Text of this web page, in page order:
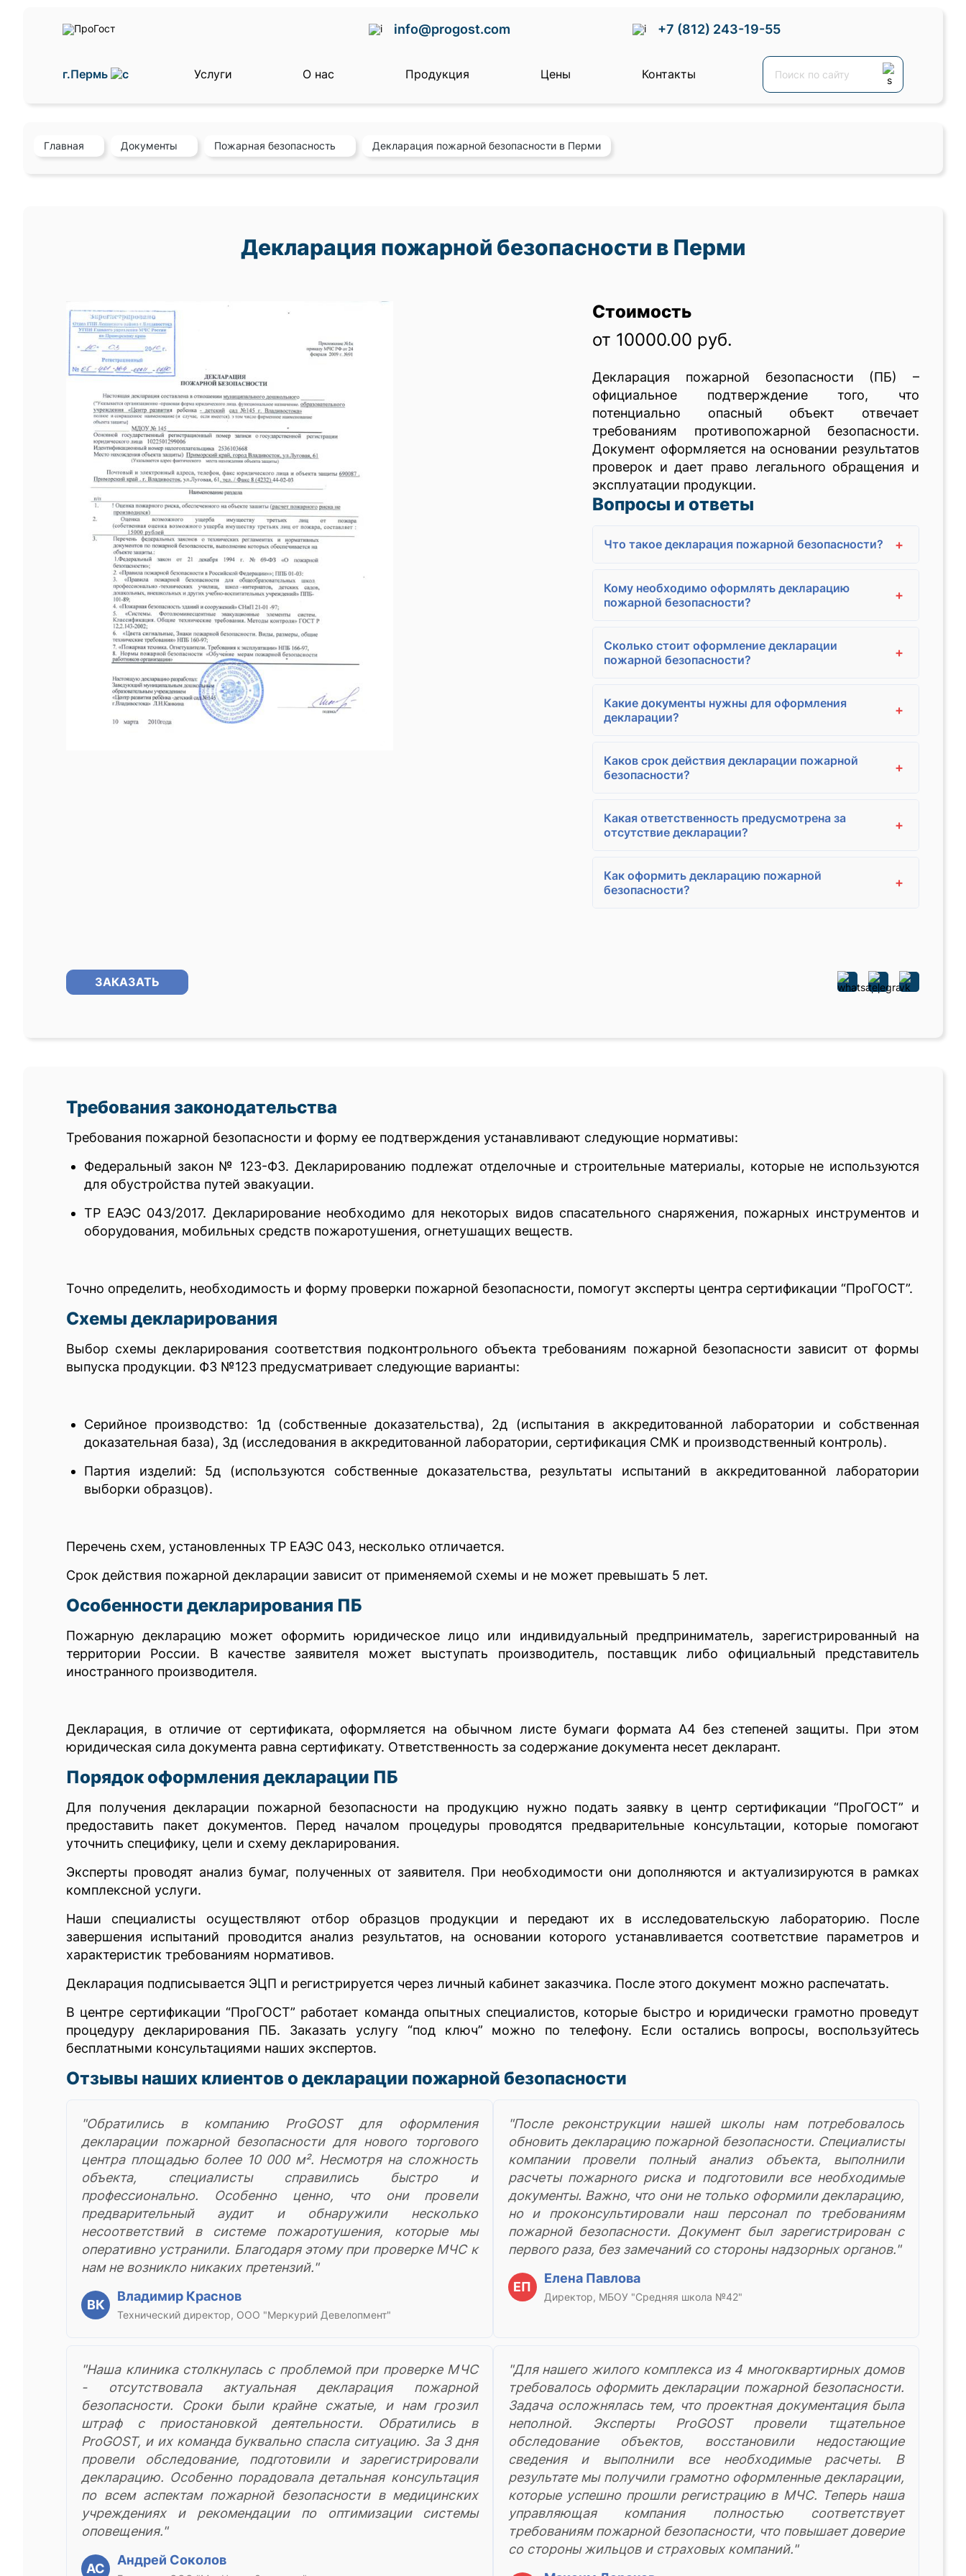
info@progost.com +7 (812) 243-19-55
г.Пермь Услуги О нас Продукция Цены Контакты
Главная Документы Пожарная безопасность Декларация пожарной безопасности в Перми
Декларация пожарной безопасности в Перми
Стоимость
от 10000.00 руб.
Декларация пожарной безопасности (ПБ) –
официальное подтверждение того, что
потенциально опасный объект отвечает
требованиям противопожарной безопасности.
Документ оформляется на основании результатов
проверок и дает право легального обращения и
эксплуатации продукции.
Вопросы и ответы
Что такое декларация пожарной безопасности? +
Кому необходимо оформлять декларацию
пожарной безопасности?
+
Сколько стоит оформление декларации
пожарной безопасности?
+
Какие документы нужны для оформления
декларации?
+
Каков срок действия декларации пожарной
безопасности?
+
Какая ответственность предусмотрена за
отсутствие декларации?
+
Как оформить декларацию пожарной
безопасности?
+
ЗАКАЗАТЬ
Требования законодательства
Требования пожарной безопасности и форму ее подтверждения устанавливают следующие нормативы:
Федеральный закон № 123-ФЗ. Декларированию подлежат отделочные и строительные материалы, которые не используются
для обустройства путей эвакуации.
ТР ЕАЭС 043/2017. Декларирование необходимо для некоторых видов спасательного снаряжения, пожарных инструментов и
оборудования, мобильных средств пожаротушения, огнетушащих веществ.
Точно определить, необходимость и форму проверки пожарной безопасности, помогут эксперты центра сертификации “ПроГОСТ”.
Схемы декларирования
Выбор схемы декларирования соответствия подконтрольного объекта требованиям пожарной безопасности зависит от формы
выпуска продукции. ФЗ №123 предусматривает следующие варианты:
Серийное производство: 1д (собственные доказательства), 2д (испытания в аккредитованной лаборатории и собственная
доказательная база), 3д (исследования в аккредитованной лаборатории, сертификация СМК и производственный контроль).
Партия изделий: 5д (используются собственные доказательства, результаты испытаний в аккредитованной лаборатории
выборки образцов).
Перечень схем, установленных ТР ЕАЭС 043, несколько отличается.
Срок действия пожарной декларации зависит от применяемой схемы и не может превышать 5 лет.
Особенности декларирования ПБ
Пожарную декларацию может оформить юридическое лицо или индивидуальный предприниматель, зарегистрированный на
территории России. В качестве заявителя может выступать производитель, поставщик либо официальный представитель
иностранного производителя.
Декларация, в отличие от сертификата, оформляется на обычном листе бумаги формата А4 без степеней защиты. При этом
юридическая сила документа равна сертификату. Ответственность за содержание документа несет декларант.
Порядок оформления декларации ПБ
Для получения декларации пожарной безопасности на продукцию нужно подать заявку в центр сертификации “ПроГОСТ” и
предоставить пакет документов. Перед началом процедуры проводятся предварительные консультации, которые помогают
уточнить специфику, цели и схему декларирования.
Эксперты проводят анализ бумаг, полученных от заявителя. При необходимости они дополняются и актуализируются в рамках
комплексной услуги.
Наши специалисты осуществляют отбор образцов продукции и передают их в исследовательскую лабораторию. После
завершения испытаний проводится анализ результатов, на основании которого устанавливается соответствие параметров и
характеристик требованиям нормативов.
Декларация подписывается ЭЦП и регистрируется через личный кабинет заказчика. После этого документ можно распечатать.
В центре сертификации “ПроГОСТ” работает команда опытных специалистов, которые быстро и юридически грамотно проведут
процедуру декларирования ПБ. Заказать услугу “под ключ” можно по телефону. Если остались вопросы, воспользуйтесь
бесплатными консультациями наших экспертов.
Отзывы наших клиентов о декларации пожарной безопасности
"Обратились в компанию ProGOST для оформления
декларации пожарной безопасности для нового торгового
центра площадью более 10 000 м². Несмотря на сложность
объекта, специалисты справились быстро и
профессионально. Особенно ценно, что они провели
предварительный аудит и обнаружили несколько
несоответствий в системе пожаротушения, которые мы
оперативно устранили. Благодаря этому при проверке МЧС к
нам не возникло никаких претензий."
ВК
Владимир Краснов
Технический директор, ООО "Меркурий Девелопмент"
"После реконструкции нашей школы нам потребовалось
обновить декларацию пожарной безопасности. Специалисты
компании провели полный анализ объекта, выполнили
расчеты пожарного риска и подготовили все необходимые
документы. Важно, что они не только оформили декларацию,
но и проконсультировали наш персонал по требованиям
пожарной безопасности. Документ был зарегистрирован с
первого раза, без замечаний со стороны надзорных органов."
ЕП
Елена Павлова
Директор, МБОУ "Средняя школа №42"
"Наша клиника столкнулась с проблемой при проверке МЧС
- отсутствовала актуальная декларация пожарной
безопасности. Сроки были крайне сжатые, и нам грозил
штраф с приостановкой деятельности. Обратились в
ProGOST, и их команда буквально спасла ситуацию. За 3 дня
провели обследование, подготовили и зарегистрировали
декларацию. Особенно порадовала детальная консультация
по всем аспектам пожарной безопасности в медицинских
учреждениях и рекомендации по оптимизации системы
оповещения."
АС
Андрей Соколов
"Для нашего жилого комплекса из 4 многоквартирных домов
требовалось оформить декларации пожарной безопасности.
Задача осложнялась тем, что проектная документация была
неполной. Эксперты ProGOST провели тщательное
обследование объектов, восстановили недостающие
сведения и выполнили все необходимые расчеты. В
результате мы получили грамотно оформленные декларации,
которые успешно прошли регистрацию в МЧС. Теперь наша
управляющая компания полностью соответствует
требованиям пожарной безопасности, что повышает доверие
со стороны жильцов и страховых компаний."